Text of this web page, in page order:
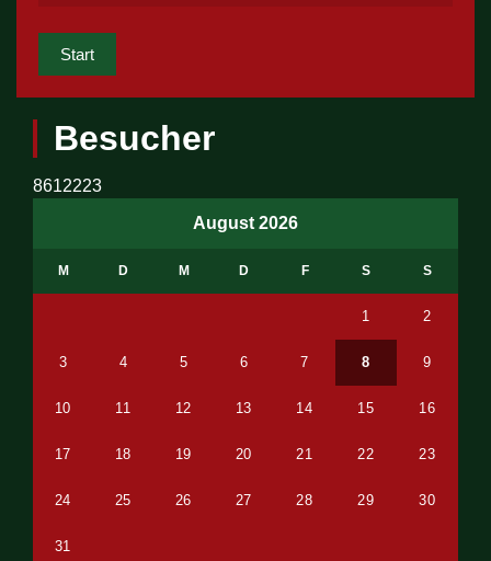
Start
Besucher
8612223
August 2026
M D M D F S S
1 2
3 4 5 6 7 8 9
10 11 12 13 14 15 16
17 18 19 20 21 22 23
24 25 26 27 28 29 30
31